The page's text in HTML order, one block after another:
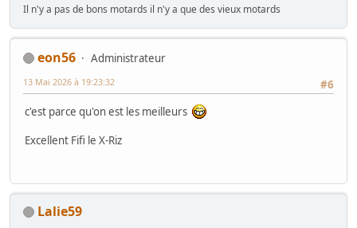
Il n'y a pas de bons motards il n'y a que des vieux motards
eon56
Administrateur
#6
13 Mai 2026 à 19:23:32
c'est parce qu'on est les meilleurs
Excellent Fifi le X-Riz
Lalie59